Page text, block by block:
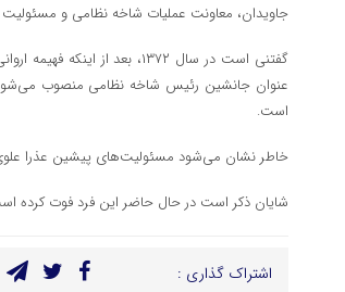
جاویدان، معاونت عملیات شاخه‌ نظامی و
گفتنی است در سال ۱۳۷۲، بعد
عنوان جانشین رئیس شاخه‌ نظامی منصوب
است.
خاطر نشان می‌شود مسئولیت‌های پیشین عذرا
شایان ذکر است در حال حاضر این فرد فوت کرده
اشتراک گذاری :